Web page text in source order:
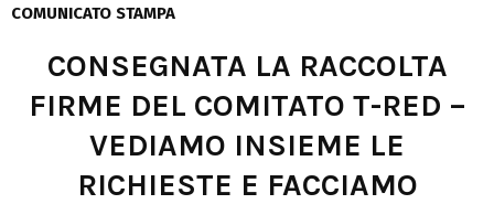
COMUNICATO STAMPA
CONSEGNATA LA RACCOLTA
FIRME DEL COMITATO T-RED –
VEDIAMO INSIEME LE
RICHIESTE E FACCIAMO